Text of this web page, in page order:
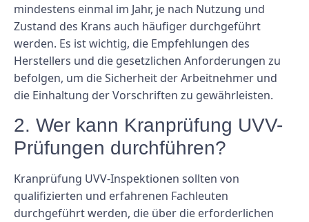
mindestens einmal im Jahr, je nach Nutzung und
Zustand des Krans auch häufiger durchgeführt
werden. Es ist wichtig, die Empfehlungen des
Herstellers und die gesetzlichen Anforderungen zu
befolgen, um die Sicherheit der Arbeitnehmer und
die Einhaltung der Vorschriften zu gewährleisten.
2. Wer kann Kranprüfung UVV-
Prüfungen durchführen?
Kranprüfung UVV-Inspektionen sollten von
qualifizierten und erfahrenen Fachleuten
durchgeführt werden, die über die erforderlichen